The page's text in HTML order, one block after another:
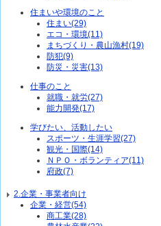
住まいや環境のこと
住まい(29)
エコ・環境(11)
まちづくり・農山漁村(19)
防犯(9)
防災・災害(13)
仕事のこと
就職・就労(27)
能力開発(17)
学びたい、活動したい
スポーツ・生涯学習(27)
観光・国際(14)
ＮＰＯ・ボランティア(11)
府政(7)
2.企業・事業者向け
企業・経営(54)
商工業(28)